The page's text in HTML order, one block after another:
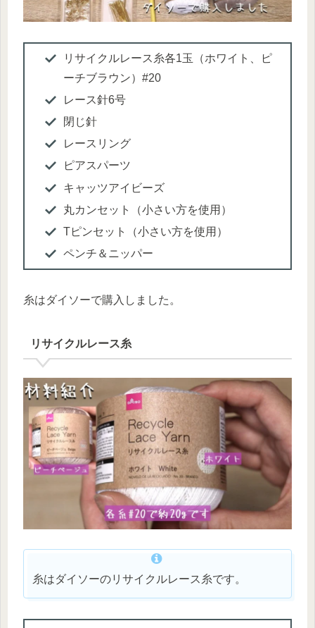
リサイクルレース糸各1玉（ホワイト、ピ
ーチブラウン）#20
レース針6号
閉じ針
レースリング
ピアスパーツ
キャッツアイビーズ
丸カンセット（小さい方を使用）
Tピンセット（小さい方を使用）
ペンチ＆ニッパー
糸はダイソーで購入しました。
リサイクルレース糸
糸はダイソーのリサイクルレース糸です。